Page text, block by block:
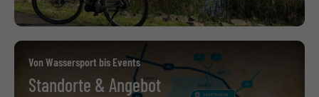
Von Wassersport bis Events
Standorte & Angebot